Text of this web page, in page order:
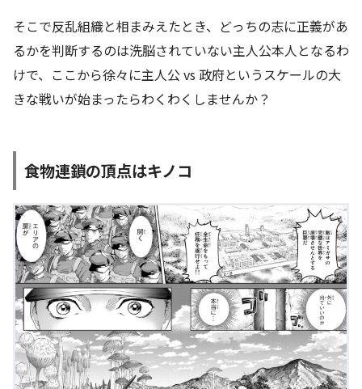
そこで反乱組織と相まみえたとき、どっちの志に正義があ
るかを判断するのは洗脳されていない主人公本人となるわ
けで、ここから徐々に主人公 vs 政府というスケールの大
きな戦いが始まったらわくわくしませんか？
食物連鎖の頂点はキノコ